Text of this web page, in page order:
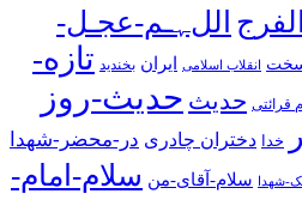
اللﮩـم-عجـل-
سخت انقلاب اسلامی ایران بخندید تازه-
قرائتی حدیث حدیث-روز
خدا دختران چادری در-محضر-شهدا
شهدا سلام-آقای-من سلام-امام-